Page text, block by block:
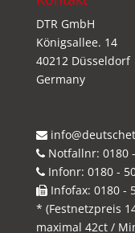
DTR GmbH
Königsallee. 14
40212 Düsseldorf
Germany
Notfallnr: 0180
Infonr: 0180 -
Infofax: 0180 -
* (Festnetzpreis
maximal 42ct /